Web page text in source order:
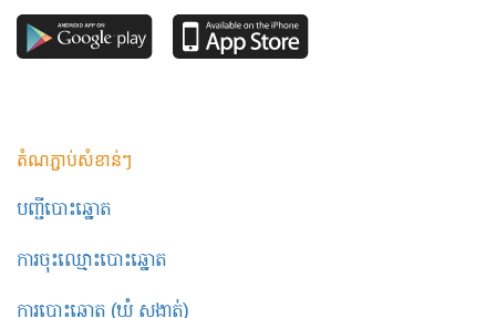
តំណភ្ជាប់សំខាន់ៗ
បញ្ជីបោះឆ្នោត
ការចុះឈ្មោះបោះឆ្នោត
ការបោះឆ្នោត (ឃុំ សង្កាត់)